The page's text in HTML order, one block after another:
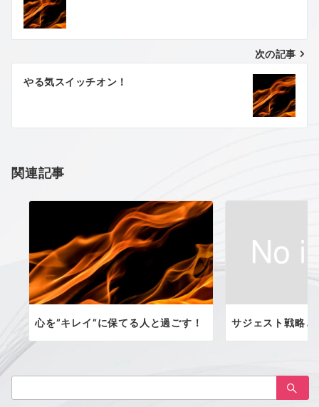
稿
ナ
ゲ
シ
ン
次の記事
やる気スイッチオン！
関連記事
心を”キレイ”に保てる人と過ごす！ サジェスト戦略と
索：